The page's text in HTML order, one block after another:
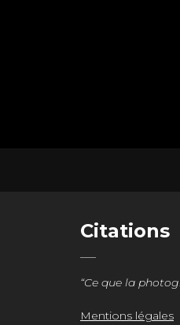
Citations
“Ce que la
Mentions légales